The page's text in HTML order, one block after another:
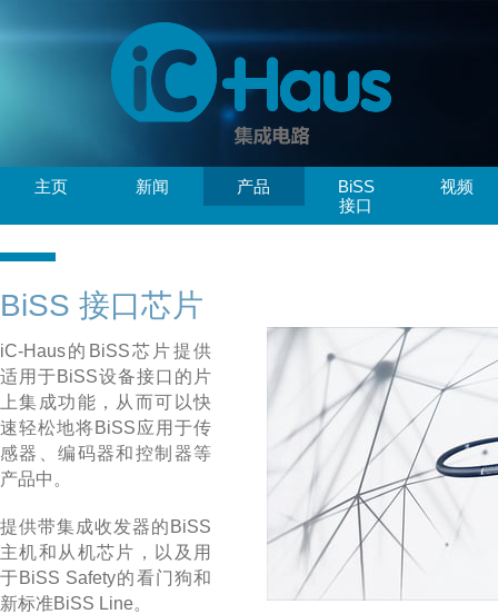
主页 新闻 产品
BiSS
接口
视频
BiSS 接口芯片
iC-Haus的BiSS芯片提供
适用于BiSS设备接口的片
上集成功能，从而可以快
速轻松地将BiSS应用于传
感器、编码器和控制器等
产品中。
提供带集成收发器的BiSS
主机和从机芯片，以及用
于BiSS Safety的看门狗和
新标准BiSS Line。